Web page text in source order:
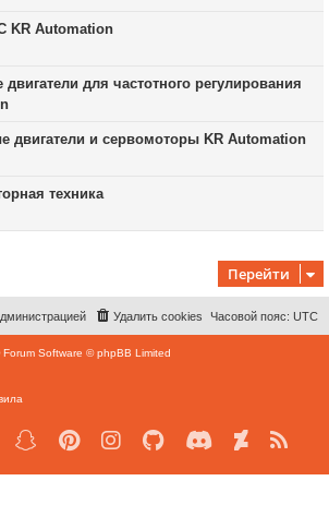
KR Automation
для частотного регулирования
двигатели и сервомоторы KR Automation
техника
Перейти
Часовой пояс: UTC
Удалить cookies
Forum Software © phpBB Limited